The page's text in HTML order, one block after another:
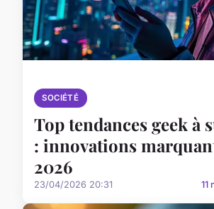
SOCIÉTÉ
Top tendances geek à
: innovations
2026
23/04/2026 20:31 11